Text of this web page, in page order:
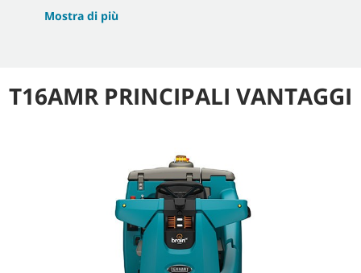
Mostra di più
T16AMR PRINCIPALI VANTAGGI